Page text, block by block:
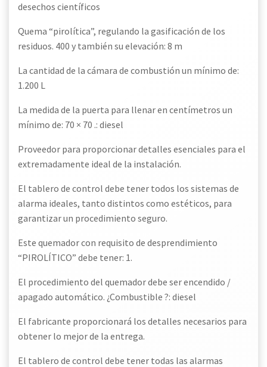
desechos científicos
Quema “pirolítica”, regulando la gasificación de los
residuos. 400 y también su elevación: 8 m
La cantidad de la cámara de combustión un mínimo de:
1.200 L
La medida de la puerta para llenar en centímetros un
mínimo de: 70 × 70 .: diesel
Proveedor para proporcionar detalles esenciales para el
extremadamente ideal de la instalación.
El tablero de control debe tener todos los sistemas de
alarma ideales, tanto distintos como estéticos, para
garantizar un procedimiento seguro.
Este quemador con requisito de desprendimiento
“PIROLÍTICO” debe tener: 1.
El procedimiento del quemador debe ser encendido /
apagado automático. ¿Combustible ?: diesel
El fabricante proporcionará los detalles necesarios para
obtener lo mejor de la entrega.
El tablero de control debe tener todas las alarmas